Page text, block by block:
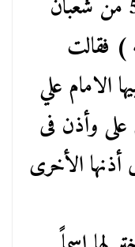
تطهيرا ) وكان ذلك فى ( 5 من شعبان
6 هجريه ) فقالت
الامام علي
على وأذن فى
أذنها الأخرى